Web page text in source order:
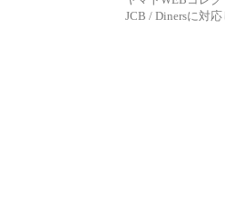
JCB / Dinersに対応